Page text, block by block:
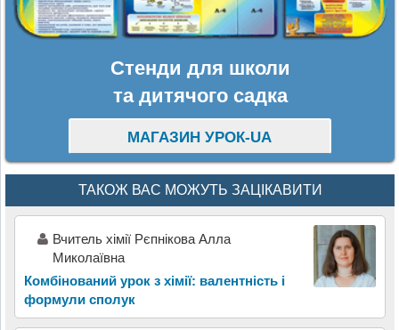
Стенди для школи
та дитячого садка
МАГАЗИН УРОК-UA
ТАКОЖ ВАС МОЖУТЬ ЗАЦІКАВИТИ
Вчитель хімії Рєпнікова Алла
Миколаївна
Комбінований урок з хімії: валентність і
формули сполук